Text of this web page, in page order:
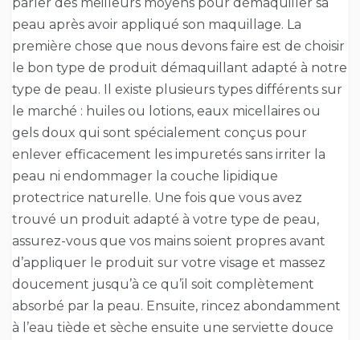
peau après avoir appliqué son maquillage. La
première chose que nous devons faire est de choisir
le bon type de produit démaquillant adapté à notre
type de peau. Il existe plusieurs types différents sur
le marché : huiles ou lotions, eaux micellaires ou
gels doux qui sont spécialement conçus pour
enlever efficacement les impuretés sans irriter la
peau ni endommager la couche lipidique
protectrice naturelle. Une fois que vous avez
trouvé un produit adapté à votre type de peau,
assurez-vous que vos mains soient propres avant
d’appliquer le produit sur votre visage et massez
doucement jusqu’à ce qu’il soit complètement
absorbé par la peau. Ensuite, rincez abondamment
à l’eau tiède et sèche ensuite une serviette douce